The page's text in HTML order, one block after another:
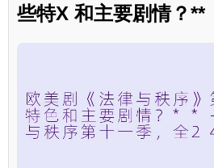
些特X 和主要剧情？**